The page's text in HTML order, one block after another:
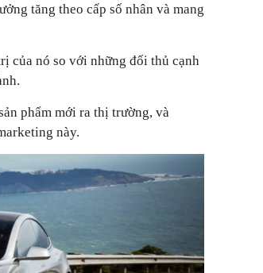
tăng theo cấp số nhân và mang
của nó so với những đối thủ cạnh
phẩm mới ra thị trường, và
này.